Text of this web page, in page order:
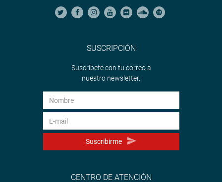
SUSCRIPCIÓN
Suscríbete con tu correo a
nuestro newsletter.
Suscribirme
CENTRO DE ATENCIÓN